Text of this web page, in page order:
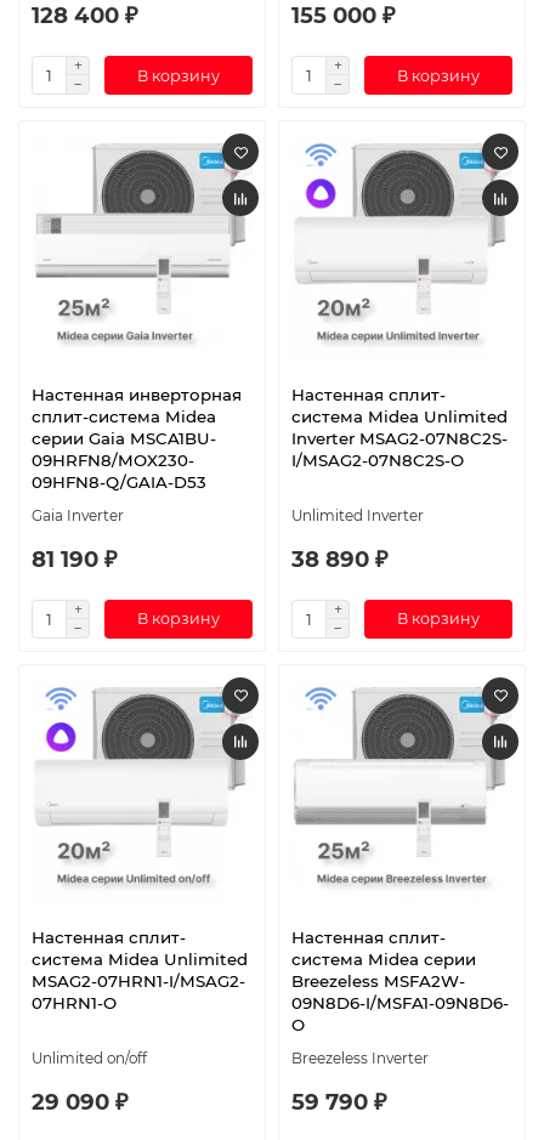
128 400 ₽
В корзину
155 000 ₽
В корзину
Настенная инверторная
сплит-система Midea
серии Gaia MSCA1BU-
09HRFN8/MOX230-
09HFN8-Q/GAIA-D53
Gaia Inverter
81 190 ₽
В корзину
Настенная сплит-
система Midea Unlimited
Inverter MSAG2-07N8C2S-
I/MSAG2-07N8C2S-O
Unlimited Inverter
38 890 ₽
В корзину
Настенная сплит-
система Midea Unlimited
MSAG2-07HRN1-I/MSAG2-
07HRN1-O
Unlimited on/off
29 090 ₽
Настенная сплит-
система Midea серии
Breezeless MSFA2W-
09N8D6-I/MSFA1-09N8D6-
O
Breezeless Inverter
59 790 ₽